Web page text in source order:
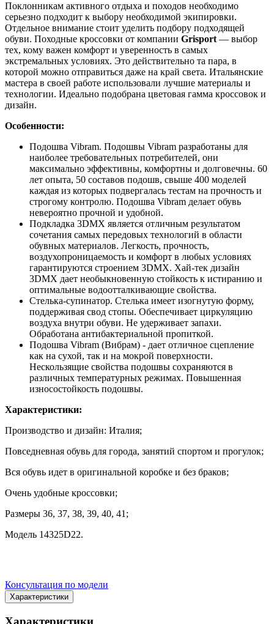
Поклонникам активного отдыха и походов необходимо
серьезно подходит к выбору необходимой экипировки.
Отдельное внимание стоит уделить подбору подходящей
обуви. Походные кроссовки от компании Grisport — выбор
тех, кому важен комфорт и уверенность в самых
экстремальных условиях. Это действительно та пара, в
которой можно отправиться даже на край света. Итальянские
мастера в своей работе использовали лучшие материалы и
технологии. Идеально подобрана цветовая гамма кроссовок и
дизайн.
Особенности:
Подошва Vibram. Подошвы Vibram разработаны для
наиболее требовательных потребителей, они
максимально эффективны, комфортны и долговечны. 60
лет опыта, 50 составов подошв, свыше 400 моделей
каждая из которых подвергалась тестам на прочность и
строгому контролю. Подошва Vibram делает обувь
невероятно прочной и удобной.
Подкладка 3DMX является отличным результатом
сочетания самых передовых технологий в области
обувных материалов. Легкость, прочность,
воздухопроницаемость и комфорт в любых условиях
гарантируются строением 3DMX. Хай-тек дизайн
3DMX дает необыкновенную стойкость к истиранию и
оптимальные водоотталкивающие свойства.
Стелька-супинатор. Стелька имеет изогнутую форму,
поддерживая свод стопы. Обеспечивает циркуляцию
воздуха внутри обуви. Не удерживает запахи.
Обработана антибактериальной пропиткой.
Подошва Vibram (Вибрам) - дает отличное сцепление
как на сухой, так и на мокрой поверхности.
Нескользящие свойства подошвы сохраняются в
различных температурных режимах. Повышенная
износостойкость подошвы.
Характеристики:
Производство и дизайн: Италия;
Повседневная обувь для города, занятий спортом и прогулок;
Вся обувь идет в оригинальной коробке и без браков;
Очень удобные кроссовки;
Размеры 36, 37, 38, 39, 40, 41;
Модель 14325D22.
Консультация по модели
Характеристики
Характеристики